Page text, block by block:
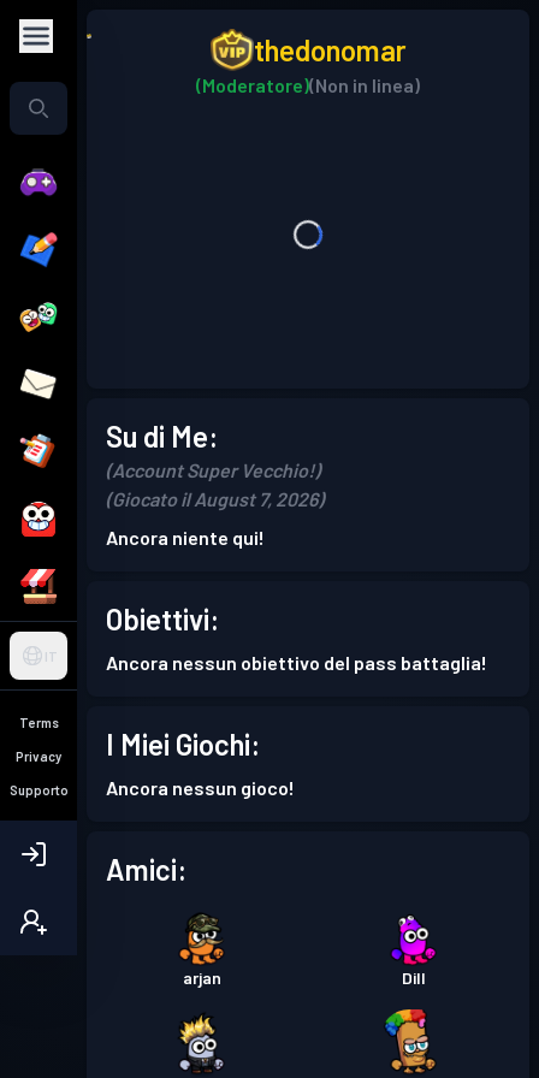
IT
Terms
Privacy
Supporto
thedonomar
(Moderatore)(Non in linea)
Su di Me:
(Account Super Vecchio!)
(Giocato il August 7, 2026)
Ancora niente qui!
Obiettivi:
Ancora nessun obiettivo del pass battaglia!
I Miei Giochi:
Ancora nessun gioco!
Amici:
arjan Dill